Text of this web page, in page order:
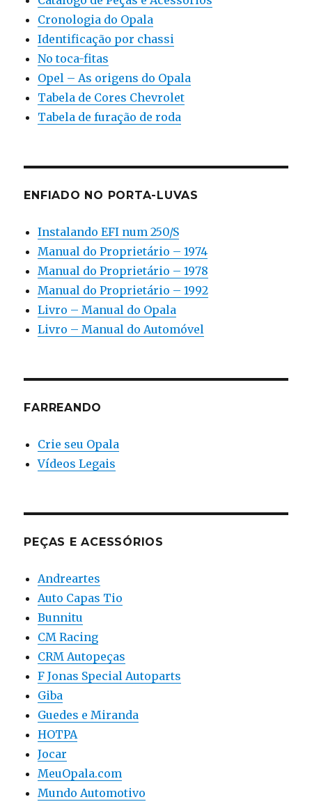
Cronologia do Opala
Identificação por chassi
No toca-fitas
Opel – As origens do Opala
Tabela de Cores Chevrolet
Tabela de furação de roda
ENFIADO NO PORTA-LUVAS
Instalando EFI num 250/S
Manual do Proprietário – 1974
Manual do Proprietário – 1978
Manual do Proprietário – 1992
Livro – Manual do Opala
Livro – Manual do Automóvel
FARREANDO
Crie seu Opala
Vídeos Legais
PEÇAS E ACESSÓRIOS
Andreartes
Auto Capas Tio
Bunnitu
CM Racing
CRM Autopeças
F Jonas Special Autoparts
Giba
Guedes e Miranda
HOTPA
Jocar
MeuOpala.com
Mundo Automotivo